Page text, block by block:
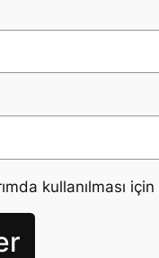
kullanılması